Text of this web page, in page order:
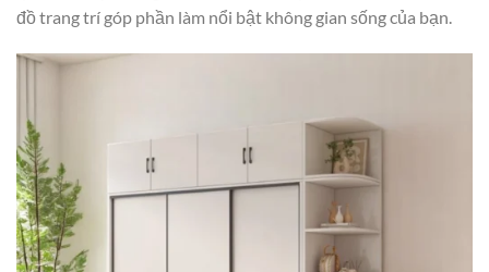
đồ trang trí góp phần làm nổi bật không gian sống của bạn.